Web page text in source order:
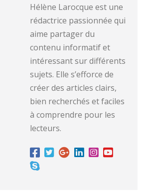
Hélène Larocque est une
rédactrice passionnée qui
aime partager du
contenu informatif et
intéressant sur différents
sujets. Elle s’efforce de
créer des articles clairs,
bien recherchés et faciles
à comprendre pour les
lecteurs.